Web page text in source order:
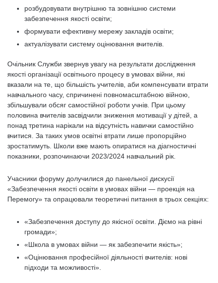
розбудовувати внутрішню та зовнішню системи
забезпечення якості освіти;
формувати ефективну мережу закладів освіти;
актуалізувати систему оцінювання вчителів.
Очільник Служби звернув увагу на результати дослідження
якості організації освітнього процесу в умовах війни, які
вказали на те, що більшість учителів, аби компенсувати втрати
навчального часу, спричинені повномасштабною війною,
збільшували обсяг самостійної роботи учнів. При цьому
половина вчителів засвідчили зниження мотивації у дітей, а
понад третина нарікали на відсутність навички самостійно
вчитися. За таких умов освітні втрати лише пропорційно
зростатимуть. Школи вже мають опиратися на діагностичні
показники, розпочинаючи 2023/2024 навчальний рік.
Учасники форуму долучилися до панельної дискусії
«Забезпечення якості освіти в умовах війни — проекція на
Перемогу» та опрацювали теоретичні питання в трьох секціях:
«Забезпечення доступу до якісної освіти. Діємо на рівні
громади»;
«Школа в умовах війни — як забезпечити якість»;
«Оцінювання професійної діяльності вчителів: нові
підходи та можливості».